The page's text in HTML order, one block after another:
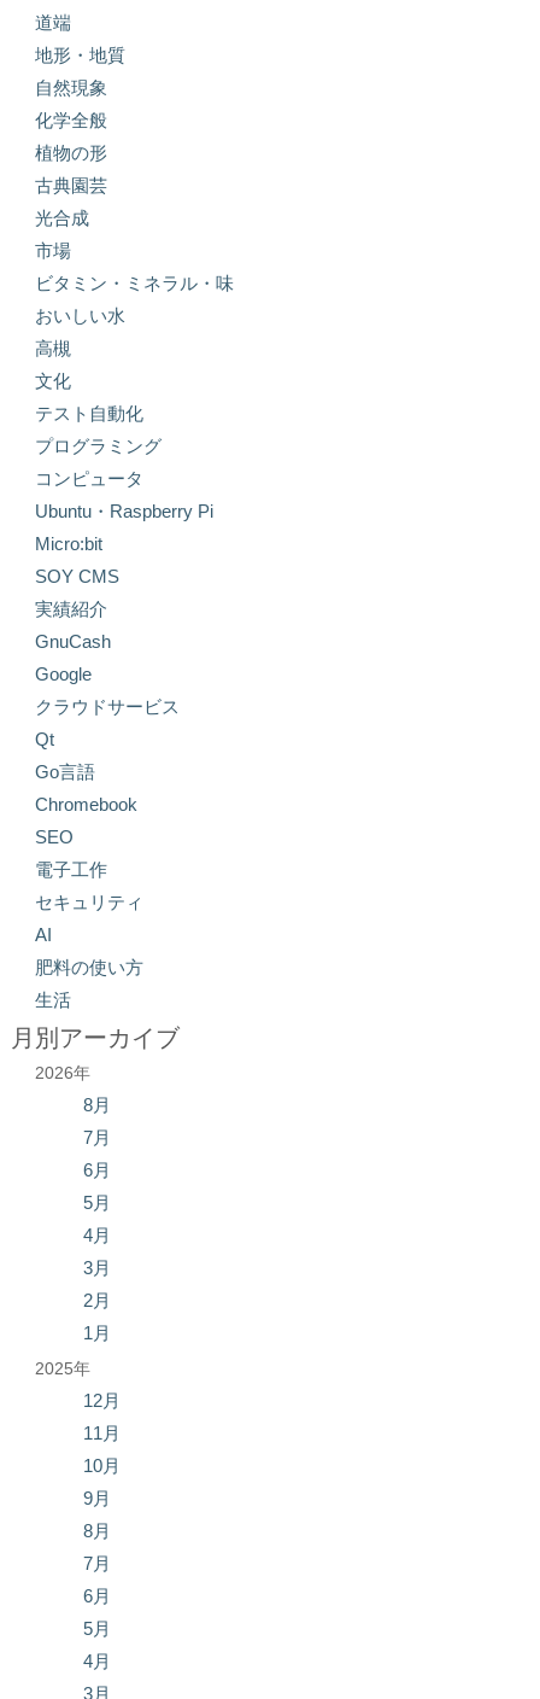
道端
地形・地質
自然現象
化学全般
植物の形
古典園芸
光合成
市場
ビタミン・ミネラル・味
おいしい水
高槻
文化
テスト自動化
プログラミング
コンピュータ
Ubuntu・Raspberry Pi
Micro:bit
SOY CMS
実績紹介
GnuCash
Google
クラウドサービス
Qt
Go言語
Chromebook
SEO
電子工作
セキュリティ
AI
肥料の使い方
生活
月別アーカイブ
2026年
8月
7月
6月
5月
4月
3月
2月
1月
2025年
12月
11月
10月
9月
8月
7月
6月
5月
4月
3月